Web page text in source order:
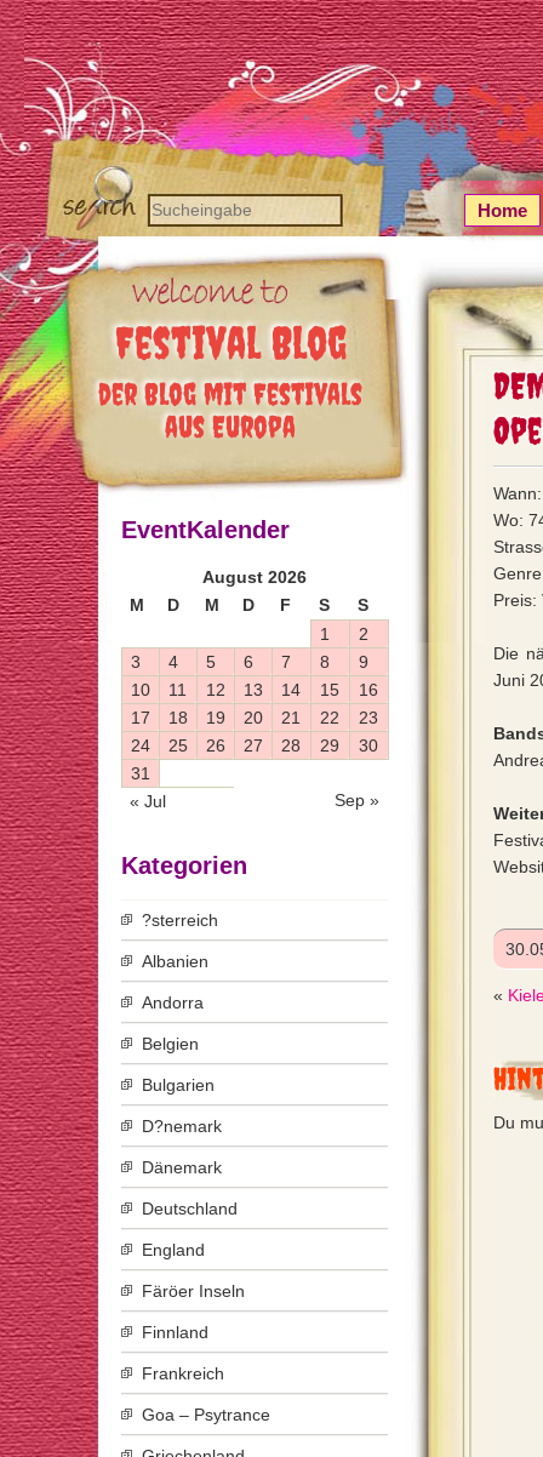
Festival Blog
der Blog mit Festivals
aus Europa
Home
Wo:
Preis:
Die
Juni
«
Du
EventKalender
August 2026
M
D M D F S S
« Jul Sep »
1
2
3
4 5 6 7 8
9
10
11 12 13 14 15
16
17
18 19 20 21 22
23
24
25 26 27 28 29
30
31
Kategorien
?sterreich
Albanien
Andorra
Belgien
Bulgarien
D?nemark
Dänemark
Deutschland
England
Färöer Inseln
Finnland
Frankreich
Goa – Psytrance